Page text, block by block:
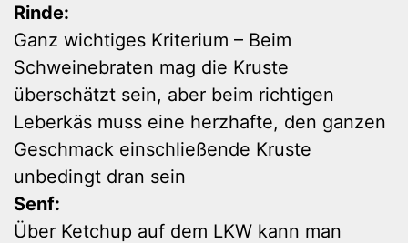
Rinde:
Ganz wichtiges Kriterium – Beim
Schweinebraten mag die Kruste
überschätzt sein, aber beim richtigen
Leberkäs muss eine herzhafte, den ganzen
Geschmack einschließende Kruste
unbedingt dran sein
Senf:
Über Ketchup auf dem LKW kann man